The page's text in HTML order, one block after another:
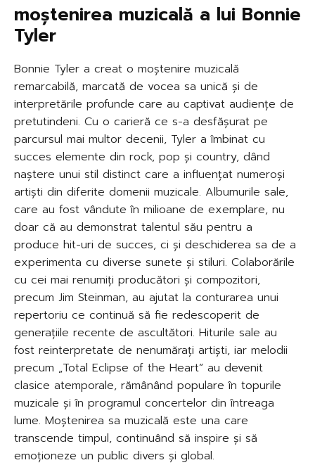
moștenirea muzicală a lui Bonnie
Tyler
Bonnie Tyler a creat o moștenire muzicală
remarcabilă, marcată de vocea sa unică și de
interpretările profunde care au captivat audiențe de
pretutindeni. Cu o carieră ce s-a desfășurat pe
parcursul mai multor decenii, Tyler a îmbinat cu
succes elemente din rock, pop și country, dând
naștere unui stil distinct care a influențat numeroși
artiști din diferite domenii muzicale. Albumurile sale,
care au fost vândute în milioane de exemplare, nu
doar că au demonstrat talentul său pentru a
produce hit-uri de succes, ci și deschiderea sa de a
experimenta cu diverse sunete și stiluri. Colaborările
cu cei mai renumiți producători și compozitori,
precum Jim Steinman, au ajutat la conturarea unui
repertoriu ce continuă să fie redescoperit de
generațiile recente de ascultători. Hiturile sale au
fost reinterpretate de nenumărați artiști, iar melodii
precum „Total Eclipse of the Heart” au devenit
clasice atemporale, rămânând populare în topurile
muzicale și în programul concertelor din întreaga
lume. Moștenirea sa muzicală este una care
transcende timpul, continuând să inspire și să
emoționeze un public divers și global.